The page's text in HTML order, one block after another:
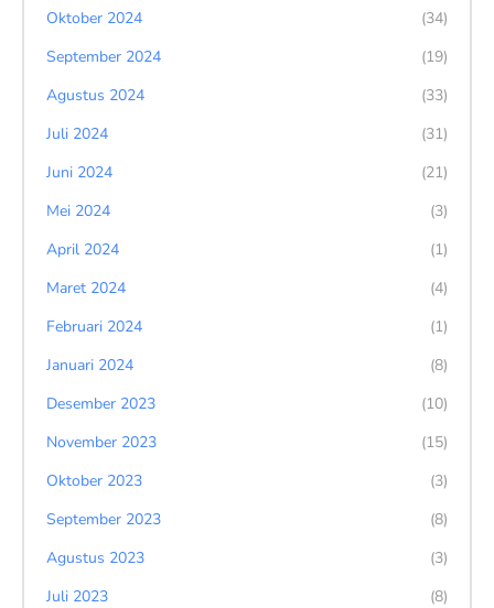
Oktober 2024
(34)
September 2024
(19)
Agustus 2024
(33)
Juli 2024
(31)
Juni 2024
(21)
Mei 2024
(3)
April 2024
(1)
Maret 2024
(4)
Februari 2024
(1)
Januari 2024
(8)
Desember 2023
(10)
November 2023
(15)
Oktober 2023
(3)
September 2023
(8)
Agustus 2023
(3)
Juli 2023
(8)